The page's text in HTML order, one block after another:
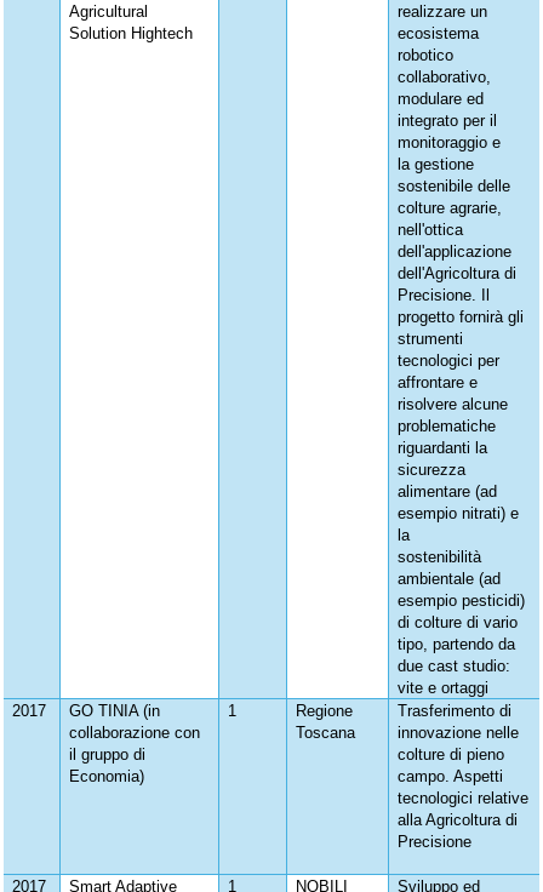
Agricultural
Solution Hightech
realizzare un
ecosistema
robotico
collaborativo,
modulare ed
integrato per il
monitoraggio e
la gestione
sostenibile delle
colture agrarie,
nell'ottica
dell'applicazione
dell'Agricoltura di
Precisione. Il
progetto fornirà gli
strumenti
tecnologici per
affrontare e
risolvere alcune
problematiche
riguardanti la
sicurezza
alimentare (ad
esempio nitrati) e
la
sostenibilità
ambientale (ad
esempio pesticidi)
di colture di vario
tipo, partendo da
due cast studio:
vite e ortaggi
2017
GO TINIA (in
collaborazione con
il gruppo di
Economia)
1
Regione
Toscana
Trasferimento di
innovazione nelle
colture di pieno
campo. Aspetti
tecnologici relative
alla Agricoltura di
Precisione
2017 Smart Adaptive 1 NOBILI Sviluppo ed